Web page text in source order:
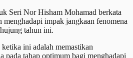
Seri Nor Hisham Mohamad berkata
menghadapi impak jangkaan fenomena
tahun ini.
ini adalah memastikan
pada tahap optimum bagi menghadapi